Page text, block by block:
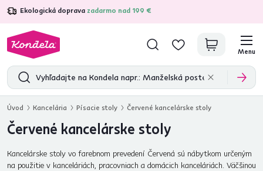
Ekologická doprava zadarmo nad 199 €
4,7 31 285overených produktových recenzií
Menu
Úvod Kancelária Písacie stoly Červené kancelárske stoly
Červené kancelárske stoly
Kancelárske stoly vo farebnom prevedení Červená sú nábytkom určeným
na použitie v kanceláriách, pracovniach a domácich kanceláriách. Väčšinou